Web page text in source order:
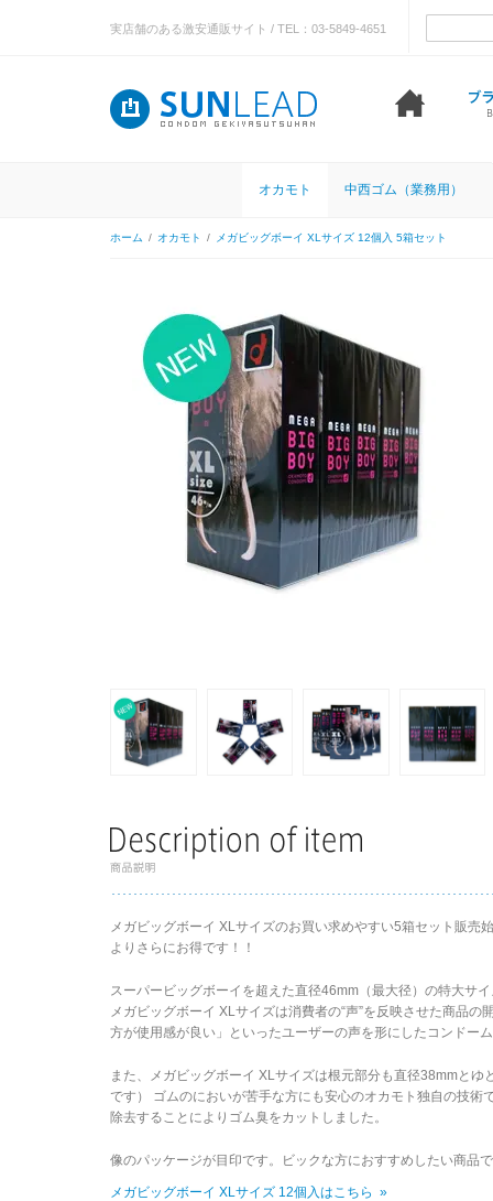
実店舗のある激安通販サイト / TEL：03-5849-4651
オカモト 中西ゴム（業務用）
ホーム / オカモト / メガビッグボーイ XLサイズ 12個入 5箱セット
メガビッグボーイ XLサイズのお買い求めやすい5箱セット販
よりさらにお得です！！
スーパービッグボーイを超えた直径46mm（最大径）の特大サ
メガビッグボーイ XLサイズは消費者の“声”を反映させた商品
方が使用感が良い」といったユーザーの声を形にしたコンドー
また、メガビッグボーイ XLサイズは根元部分も直径38mmと
です） ゴムのにおいが苦手な方にも安心のオカモト独自の技
除去することによりゴム臭をカットしました。
像のパッケージが目印です。ビックな方におすすめしたい商品
メガビッグボーイ XLサイズ 12個入はこちら »